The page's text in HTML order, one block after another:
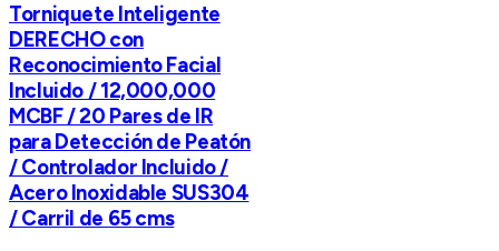
Torniquete Inteligente
DERECHO con
Reconocimiento Facial
Incluido / 12,000,000
MCBF / 20 Pares de IR
para Detección de Peatón
/ Controlador Incluido /
Acero Inoxidable SUS304
/ Carril de 65 cms